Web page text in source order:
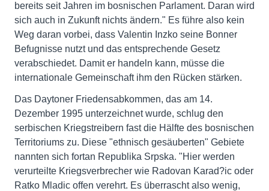
bereits seit Jahren im bosnischen Parlament. Daran wird
sich auch in Zukunft nichts ändern." Es führe also kein
Weg daran vorbei, dass Valentin Inzko seine Bonner
Befugnisse nutzt und das entsprechende Gesetz
verabschiedet. Damit er handeln kann, müsse die
internationale Gemeinschaft ihm den Rücken stärken.
Das Daytoner Friedensabkommen, das am 14.
Dezember 1995 unterzeichnet wurde, schlug den
serbischen Kriegstreibern fast die Hälfte des bosnischen
Territoriums zu. Diese "ethnisch gesäuberten" Gebiete
nannten sich fortan Republika Srpska. "Hier werden
verurteilte Kriegsverbrecher wie Radovan Karad?ic oder
Ratko Mladic offen verehrt. Es überrascht also wenig,